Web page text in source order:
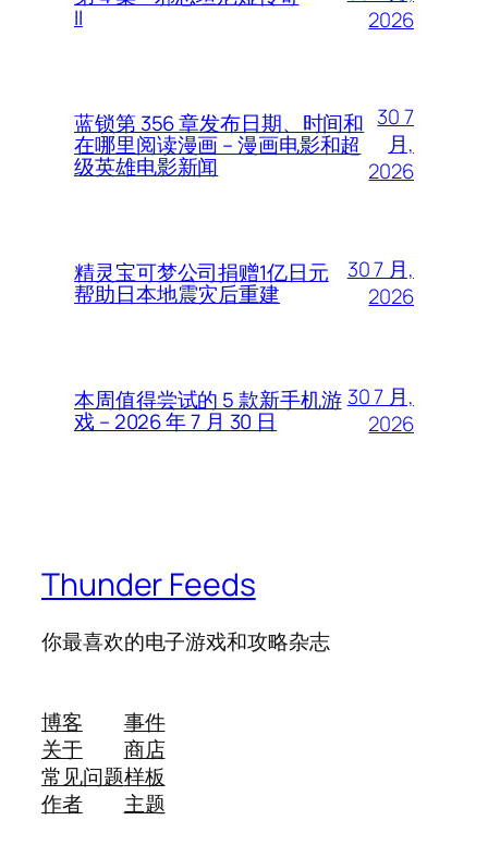
II
2026
蓝锁第 356 章发布日期、时间和
在哪里阅读漫画 – 漫画电影和超
级英雄电影新闻
30 7
月,
2026
精灵宝可梦公司捐赠1亿日元
帮助日本地震灾后重建
30 7 月,
2026
本周值得尝试的 5 款新手机游
戏 – 2026 年 7 月 30 日
30 7 月,
2026
Thunder Feeds
你最喜欢的电子游戏和攻略杂志
博客
关于
常见问题
作者
事件
商店
样板
主题